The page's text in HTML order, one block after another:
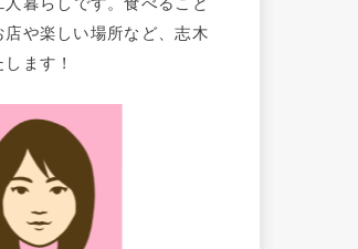
店や楽しい場所など、志木
ます！